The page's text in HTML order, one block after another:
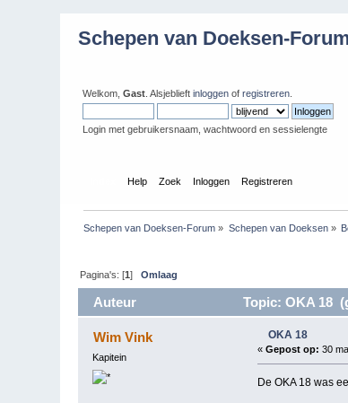
Schepen van Doeksen-
Welkom,Gast . Alsjeblieftinloggen ofregistreren
Login met gebruikersnaam, wachtwoord en sessielengte
Help Zoek Inloggen Registreren
Schepen van Doeksen-Forum » Schepen van Doeksen»
Pagina's: [1]Omlaag
Auteur Topic: OKA 18
Wim Vink
Kapitein
OKA 18
« Gepost op: 30
De OKA 18 was